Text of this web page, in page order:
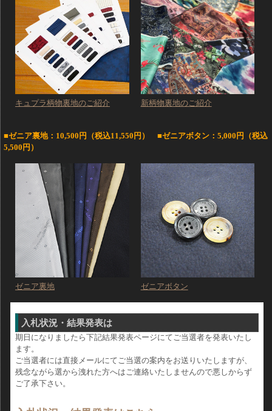
キュプラ柄物裏地のご紹介 新柄物裏地のご紹介
■ゼニア裏地：10,500円（税込11,550円） ■ゼニアボタン：5,000円（税込
5,500円）
ゼニア裏地 ゼニアボタン
入札状況・結果発表は
期日になりましたら下記結果発表ページにてご当選者を発表いたし
ます。
ご当選者には直接メールにてご当選の案内をお送りいたしますが、
残念ながら選から洩れた方へはご連絡いたしませんので悪しからず
ご了承下さい。